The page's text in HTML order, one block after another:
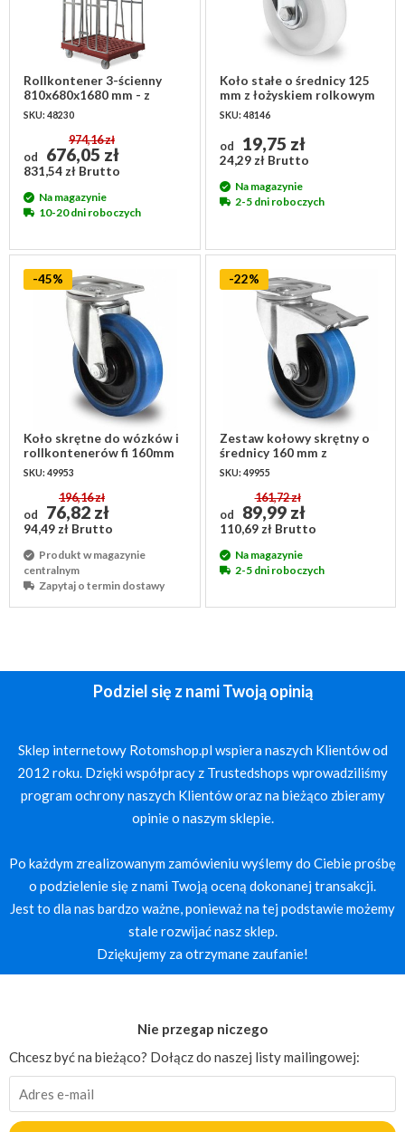
Rollkontener 3-ścienny
810x680x1680 mm - z
paskiem spinającym
SKU: 48230
od
974,16 zł
676,05 zł
831,54 zł Brutto
Na magazynie
10-20 dni roboczych
Koło stałe o średnicy 125
mm z łożyskiem rolkowym
SKU: 48146
od 19,75 zł
24,29 zł Brutto
Na magazynie
2-5 dni roboczych
-45%
Koło skrętne do wózków i
rollkontenerów fi 160mm
łożysko kulkowe PA /guma
SKU: 49953
od
196,16 zł
76,82 zł
94,49 zł Brutto
Produkt w magazynie
centralnym
Zapytaj o termin dostawy
-22%
Zestaw kołowy skrętny o
średnicy 160 mm z
podwójnym łożyskiem
SKU: 49955
od
161,72 zł
89,99 zł
110,69 zł Brutto
Na magazynie
2-5 dni roboczych
Podziel się z nami Twoją opinią
Sklep internetowy Rotomshop.pl wspiera naszych Klientów od
2012 roku. Dzięki współpracy z Trustedshops wprowadziliśmy
program ochrony naszych Klientów oraz na bieżąco zbieramy
opinie o naszym sklepie.
Po każdym zrealizowanym zamówieniu wyślemy do Ciebie prośbę
o podzielenie się z nami Twoją oceną dokonanej transakcji.
Jest to dla nas bardzo ważne, ponieważ na tej podstawie możemy
stale rozwijać nasz sklep.
Dziękujemy za otrzymane zaufanie!
Nie przegap niczego
Chcesz być na bieżąco? Dołącz do naszej listy mailingowej: